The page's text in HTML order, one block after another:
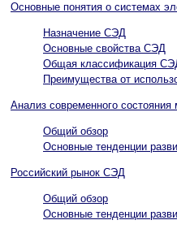
Основные понятия о системах
Назначение СЭД
Основные свойства СЭД
Общая классификация
Преимущества от
Анализ современного
Общий обзор
Основные тенденции
Российский рынок СЭД
Общий обзор
Основные тенденции